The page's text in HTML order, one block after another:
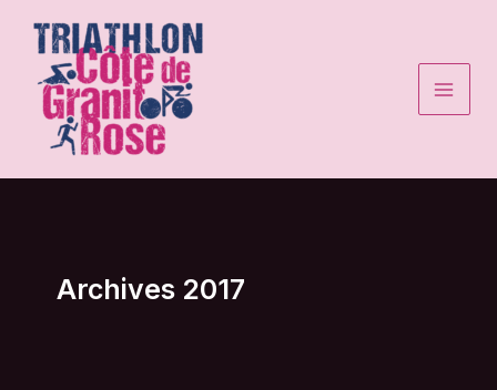
contenu
Archives 2017